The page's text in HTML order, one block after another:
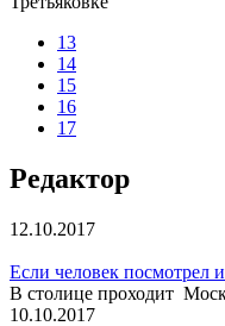
13
14
15
16
17
Редактор
12.10.2017
Если человек посмотрел
В столице проходит
10.10.2017